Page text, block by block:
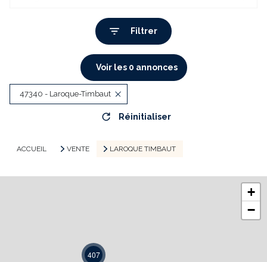
Filtrer
Voir les 0 annonces
47340 - Laroque-Timbaut
Réinitialiser
ACCUEIL VENTE LAROQUE TIMBAUT
407
+
−